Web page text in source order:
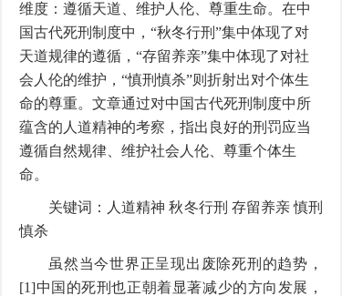
维度：遵循天道、维护人伦、尊重生命。在中
国古代死刑制度中，“秋冬行刑”集中体现了对
天道规律的遵循，“存留养亲”集中体现了对社
会人伦的维护，“慎刑慎杀”则折射出对个体生
命的尊重。文章通过对中国古代死刑制度中所
蕴含的人道精神的考察，指出良好的刑罚应当
遵循自然规律、维护社会人伦、尊重个体生
命。
关键词：人道精神 秋冬行刑 存留养亲 慎刑
慎杀
虽然当今世界正呈现出废除死刑的趋势，
[1]中国的死刑也正朝着显著减少的方向发展，